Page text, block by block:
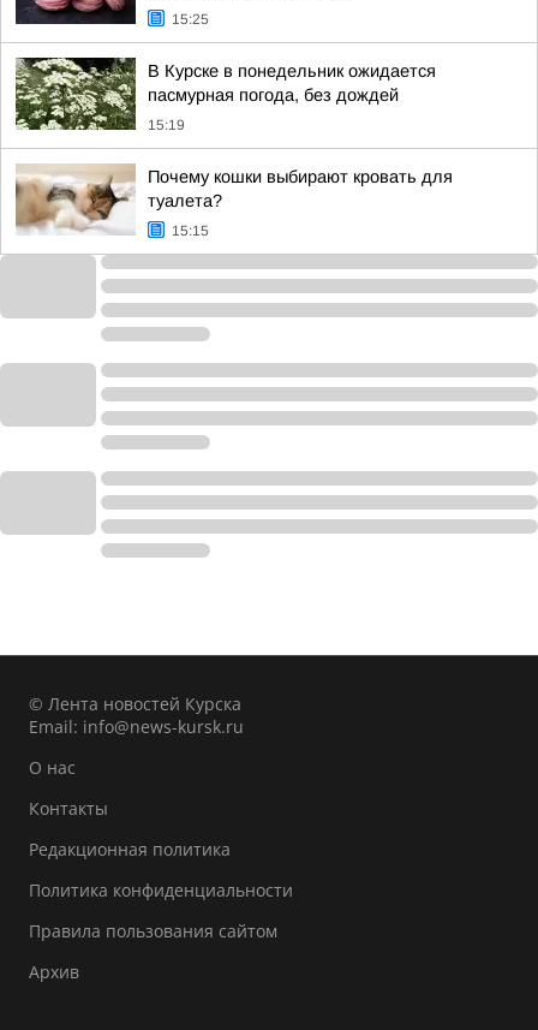
15:25
В Курске в понедельник ожидается
пасмурная погода, без дождей
15:19
Почему кошки выбирают кровать для
туалета?
15:15
© Лента новостей Курска
Email: info@news-kursk.ru
О нас
Контакты
Редакционная политика
Политика конфиденциальности
Правила пользования сайтом
Архив